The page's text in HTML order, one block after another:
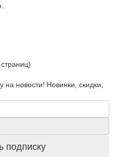
новости! Новинки, скидки,
подписку